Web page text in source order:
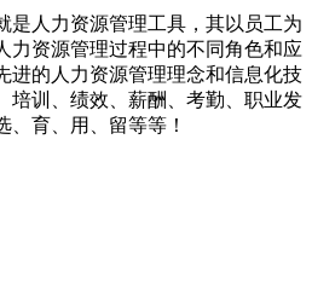
是人力资源管理工具，其以员工为
力资源管理过程中的不同角色和应
进的人力资源管理理念和信息化技
培训、绩效、薪酬、考勤、职业发
、育、用、留等等！